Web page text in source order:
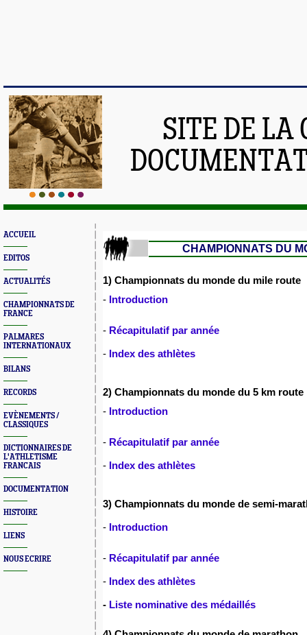
SITE DE LA
ACCUEIL
EDITOS
ACTUALITÉS
CHAMPIONNATS DE
FRANCE
PALMARES
INTERNATIONAUX
BILANS
RECORDS
EVÈNEMENTS /
CLASSIQUES
DICTIONNAIRES DE
L'ATHLETISME
FRANCAIS
DOCUMENTATION
HISTOIRE
LIENS
NOUS ECRIRE
CHAMPIONNATS DU
1) Championnats du monde du mile route
- Introduction
- Récapitulatif par année
- Index des athlètes
2) Championnats du monde du 5 km route
- Introduction
- Récapitulatif par année
- Index des athlètes
3) Championnats du monde de semi-
- Introduction
- Récapitulatif par année
- Index des athlètes
- Liste nominative des médaillés